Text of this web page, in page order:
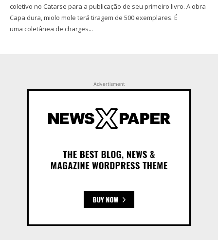
coletivo no Catarse para a publicação de seu primeiro livro. A obra
Capa dura, miolo mole terá tiragem de 500 exemplares. É
uma coletânea de charges...
Advertisment